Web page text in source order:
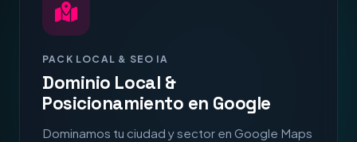
PACK LOCAL & SEO IA
Dominio Local &
Posicionamiento en Google
Dominamos tu ciudad y sector en Google Maps